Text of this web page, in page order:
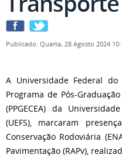
Publicado: Quarta, 28 Agosto 2024
A Universidade Federal do
Programa de Pós-
(PPGECEA) da
(UEFS), marcaram
Conservação Rodoviária
Pavimentação (RAPv),